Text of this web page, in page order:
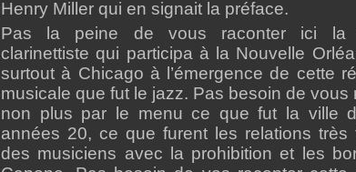
Henry Miller qui en signait la préface.
Pas la peine de vous raconter ici la
clarinettiste qui participa à la Nouvelle
surtout à Chicago à l’émergence de cette
musicale que fut le jazz. Pas besoin de vous
non plus par le menu ce que fut la ville
années 20, ce que furent les relations très
des musiciens avec la prohibition et les